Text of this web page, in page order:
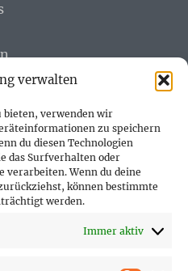
verwalten
bieten, verwenden wir
zu speichern
du diesen Technologien
das Surfverhalten oder
verarbeiten. Wenn du deine
können bestimmte
werden.
Immer aktiv